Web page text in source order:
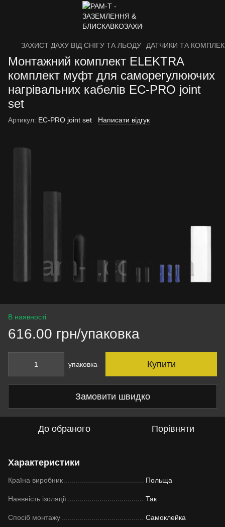
ЗАХИСТ ДАХУ ВІД СНІГУ ТА ЛЬОДУ ДАТЧИКИ ТА
Монтажний комплект ELEKTRA
комплект муфт для саморегулюючих
нагрівальних кабелів EC-PRO joint
set
Артикул: EC-PRO joint set Написати відгук
В наявності
616.00 грн/упаковка
упаковка Купити
Замовити швидко
До обраного Порівняти
Характеристики
Країна виробник Польща
Наявність ізоляції Так
Спосіб монтажу Самоклейка